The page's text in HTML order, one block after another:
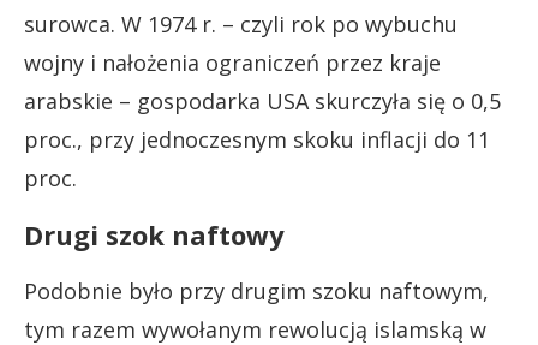
surowca. W 1974 r. – czyli rok po wybuchu
wojny i nałożenia ograniczeń przez kraje
arabskie – gospodarka USA skurczyła się o 0,5
proc., przy jednoczesnym skoku inflacji do 11
proc.
Drugi szok naftowy
Podobnie było przy drugim szoku naftowym,
tym razem wywołanym rewolucją islamską w